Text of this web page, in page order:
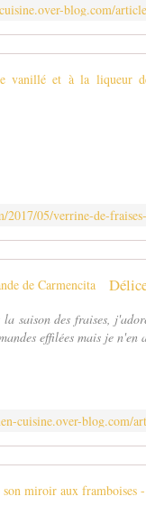
blog.com/
saison des fraises,
effilées mais je
cuisine.over-blog.com/